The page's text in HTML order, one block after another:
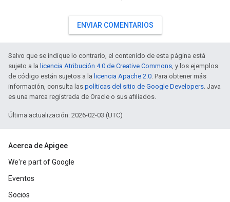
ENVIAR COMENTARIOS
Salvo que se indique lo contrario, el contenido de esta página está
sujeto a la licencia Atribución 4.0 de Creative Commons, y los ejemplos
de código están sujetos a la licencia Apache 2.0. Para obtener más
información, consulta las políticas del sitio de Google Developers. Java
es una marca registrada de Oracle o sus afiliados.
Última actualización: 2026-02-03 (UTC)
Acerca de Apigee
We're part of Google
Eventos
Socios